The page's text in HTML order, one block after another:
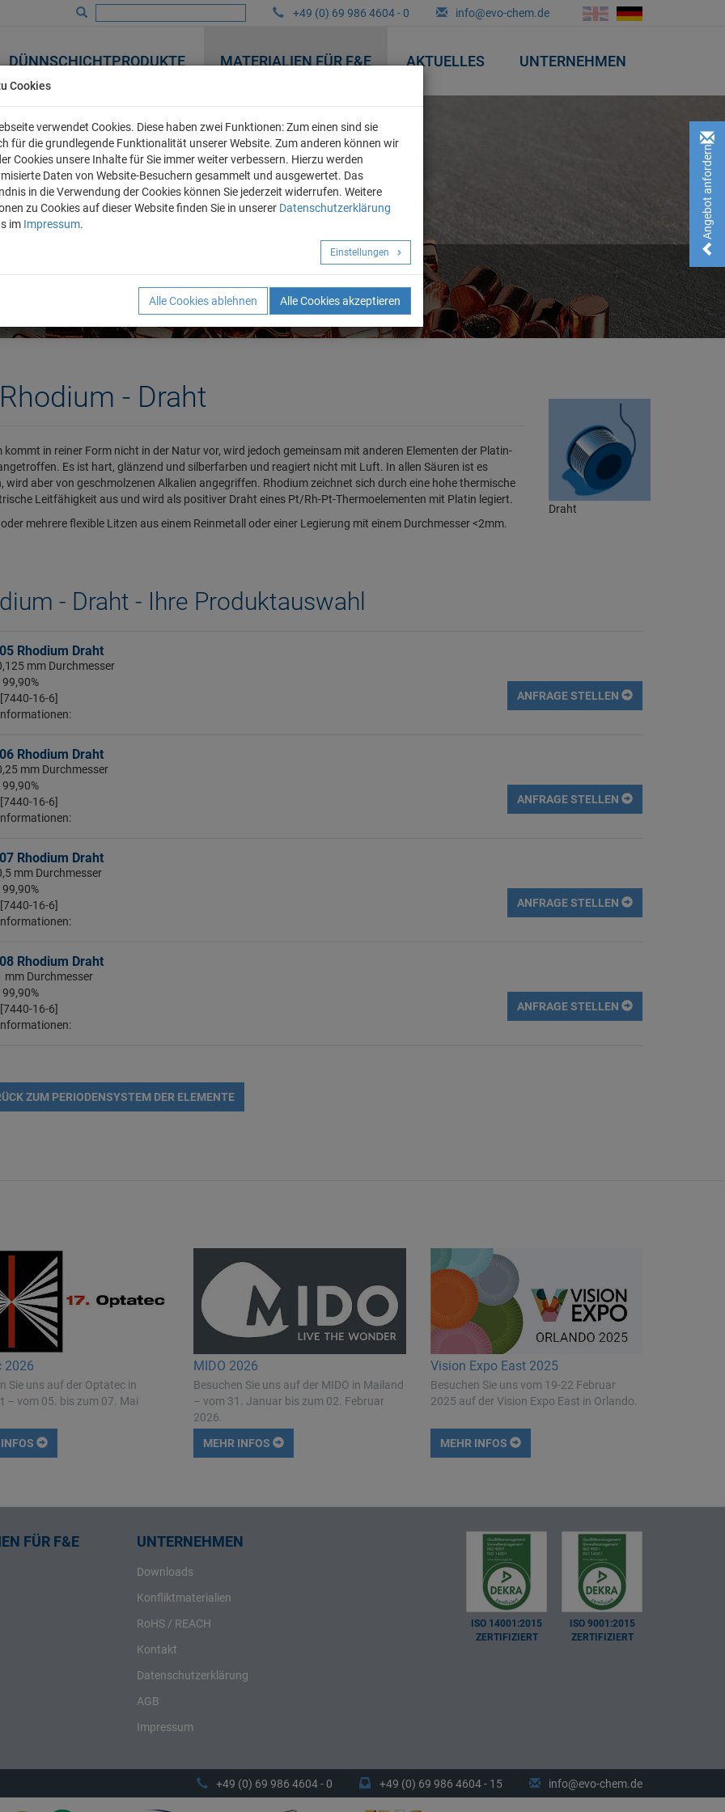
+49 (0) 69 986 4604 - 0 info@evo-chem.de
DÜNNSCHICHTPRODUKTE MATERIALIEN FÜR F&E AKTUELLES UNTERNEHMEN
Angebot anfordern!
Rhodium - Draht
kommt in reiner Form nicht in der Natur vor, wird jedoch gemeinsam mit anderen Elementen der Platin-
Es ist hart, glänzend und silberfarben und reagiert nicht mit Luft. In allen Säuren ist es
wird aber von geschmolzenen Alkalien angegriffen. Rhodium zeichnet sich durch eine hohe thermische
Leitfähigkeit aus und wird als positiver Draht eines Pt/Rh-Pt-Thermoelementen mit Platin legiert.
oder mehrere flexible Litzen aus einem Reinmetall oder einer Legierung mit einem Durchmesser <2mm.
Draht
- Draht - Ihre Produktauswahl
Rhodium Draht
mm Durchmesser
16-6]
ANFRAGE STELLEN
Rhodium Draht
mm Durchmesser
16-6]
ANFRAGE STELLEN
Rhodium Draht
mm Durchmesser
16-6]
ANFRAGE STELLEN
Rhodium Draht
mm Durchmesser
16-6]
ANFRAGE STELLEN
ZUM PERIODENSYSTEM DER ELEMENTE
2026
Sie uns auf der Optatec in
– vom 05. bis zum 07. Mai
MIDO 2026
Besuchen Sie uns auf der MIDO in Mailand
– vom 31. Januar bis zum 02. Februar
2026.
MEHR INFOS
Vision Expo East 2025
Besuchen Sie uns vom 19-22 Februar
2025 auf der Vision Expo East in Orlando.
MEHR INFOS
FÜR F&E UNTERNEHMEN
Downloads
Konfliktmaterialien
RoHS / REACH
Kontakt
Datenschutzerklärung
AGB
Impressum
ISO 14001:2015
ZERTIFIZIERT
ISO 9001:2015
ZERTIFIZIERT
+49 (0) 69 986 4604 - 0 +49 (0) 69 986 4604 - 15 info@evo-chem.de
Cookies
verwendet Cookies. Diese haben zwei Funktionen: Zum einen sind sie
für die grundlegende Funktionalität unserer Website. Zum anderen können wir
Cookies unsere Inhalte für Sie immer weiter verbessern. Hierzu werden
Daten von Website-Besuchern gesammelt und ausgewertet. Das
in die Verwendung der Cookies können Sie jederzeit widerrufen. Weitere
zu Cookies auf dieser Website finden Sie in unserer Datenschutzerklärung
im Impressum.
Einstellungen
Alle Cookies ablehnen Alle Cookies akzeptieren